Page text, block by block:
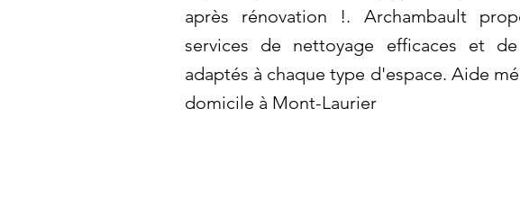
après rénovation !. Archambault
services de nettoyage efficaces et
adaptés à chaque type d'espace. Aide
domicile à Mont-Laurier